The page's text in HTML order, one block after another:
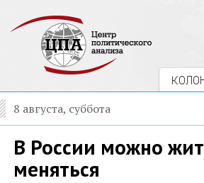
8 августа, суббота
В России можно
меняться